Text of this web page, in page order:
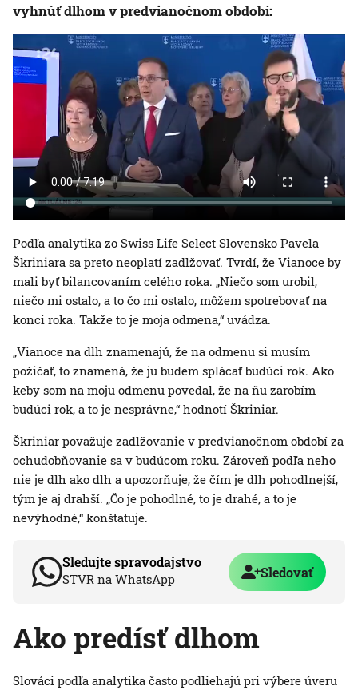
vyhnúť dlhom v predvianočnom období:
Podľa analytika zo Swiss Life Select Slovensko Pavela
Škriniara sa preto neoplatí zadlžovať. Tvrdí, že Vianoce by
mali byť bilancovaním celého roka. „Niečo som urobil,
niečo mi ostalo, a to čo mi ostalo, môžem spotrebovať na
konci roka. Takže to je moja odmena,“ uvádza.
„Vianoce na dlh znamenajú, že na odmenu si musím
požičať, to znamená, že ju budem splácať budúci rok. Ako
keby som na moju odmenu povedal, že na ňu zarobím
budúci rok, a to je nesprávne,“ hodnotí Škriniar.
Škriniar považuje zadlžovanie v predvianočnom období za
ochudobňovanie sa v budúcom roku. Zároveň podľa neho
nie je dlh ako dlh a upozorňuje, že čím je dlh pohodlnejší,
tým je aj drahší. „Čo je pohodlné, to je drahé, a to je
nevýhodné,“ konštatuje.
Sledujte spravodajstvo
STVR na WhatsApp Sledovať
Ako predísť dlhom
Slováci podľa analytika často podliehajú pri výbere úveru